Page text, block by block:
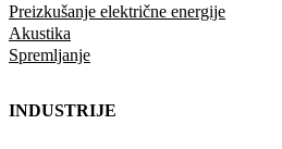
Preizkušanje električne energije
Akustika
Spremljanje
INDUSTRIJE